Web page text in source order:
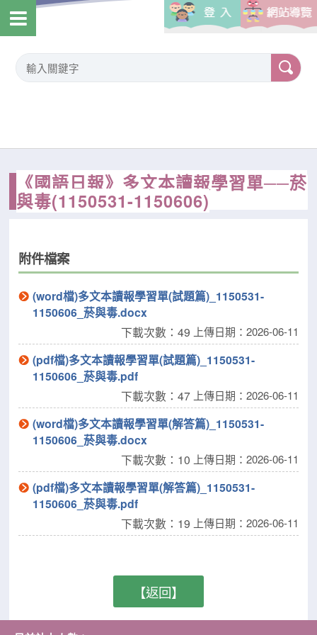
《國語日報》多文本讀報學習單──菸
與毒(1150531-1150606)
附件檔案
(word檔)多文本讀報學習單(試題篇)_1150531-
1150606_菸與毒.docx
上傳日期：2026-06-11
下載次數：49
(pdf檔)多文本讀報學習單(試題篇)_1150531-
1150606_菸與毒.pdf
上傳日期：2026-06-11
下載次數：47
(word檔)多文本讀報學習單(解答篇)_1150531-
1150606_菸與毒.docx
上傳日期：2026-06-11
下載次數：10
(pdf檔)多文本讀報學習單(解答篇)_1150531-
1150606_菸與毒.pdf
上傳日期：2026-06-11
下載次數：19
【返回】